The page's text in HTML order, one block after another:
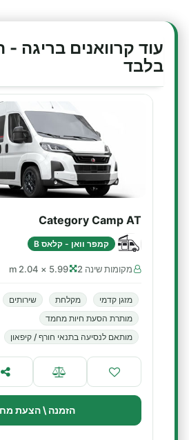
עוד קרוואנים בריגה
בלבד
Category Camp AT
קמפר וואן - קלאס B
מקומות שינה 2 5.99 × 2.04 m
מזגן קדמי מקלחת
שירותים
מותרת הסעת חיות מחמד
מותאם לנסיעה בתנאי חורף / קיפאון
הזמנה \ הצעת